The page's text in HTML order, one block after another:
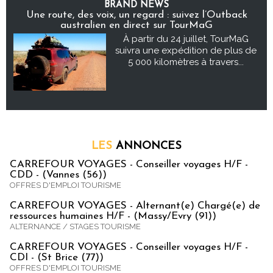
BRAND NEWS
Une route, des voix, un regard : suivez l’Outback
australien en direct sur TourMaG
À partir du 24 juillet, TourMaG
suivra une expédition de plus de
5 000 kilomètres à travers...
LES ANNONCES
CARREFOUR VOYAGES - Conseiller voyages H/F -
CDD - (Vannes (56))
OFFRES D'EMPLOI TOURISME
CARREFOUR VOYAGES - Alternant(e) Chargé(e) de
ressources humaines H/F - (Massy/Evry (91))
ALTERNANCE / STAGES TOURISME
CARREFOUR VOYAGES - Conseiller voyages H/F -
CDI - (St Brice (77))
OFFRES D'EMPLOI TOURISME